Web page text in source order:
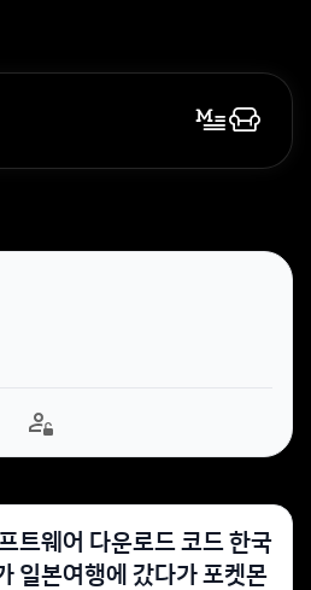
트웨어 다운로드 코드 한국
일본여행에 갔다가 포켓몬